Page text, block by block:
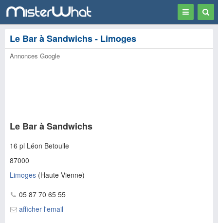
Toggle
Le Bar à Sandwichs - Limoges
Annonces Google
Le Bar à Sandwichs
16 pl Léon Betoulle
87000
Limoges (Haute-Vienne)
05 87 70 65 55
afficher l'email